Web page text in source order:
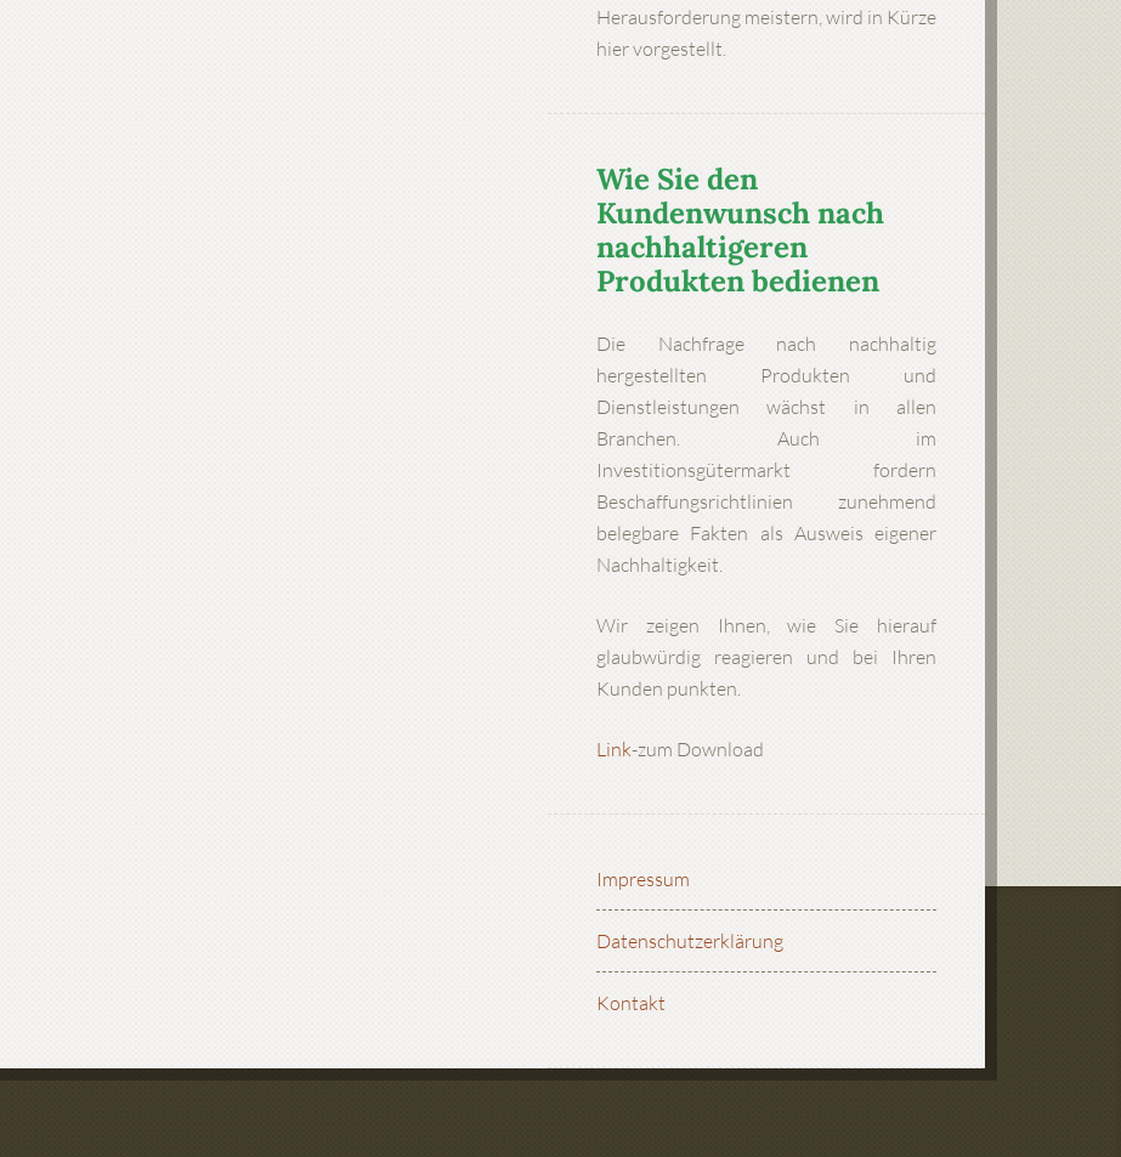
Herausforderung meistern, wird in Kürze
hier vorgestellt.
Wie Sie den
Kundenwunsch nach
nachhaltigeren
Produkten bedienen
Die Nachfrage nach nachhaltig
hergestellten Produkten und
Dienstleistungen wächst in allen
Branchen. Auch im
Investitionsgütermarkt fordern
Beschaffungsrichtlinien zunehmend
belegbare Fakten als Ausweis eigener
Nachhaltigkeit.
Wir zeigen Ihnen, wie Sie hierauf
glaubwürdig reagieren und bei Ihren
Kunden punkten.
Link-zum Download
Impressum
Datenschutzerklärung
Kontakt